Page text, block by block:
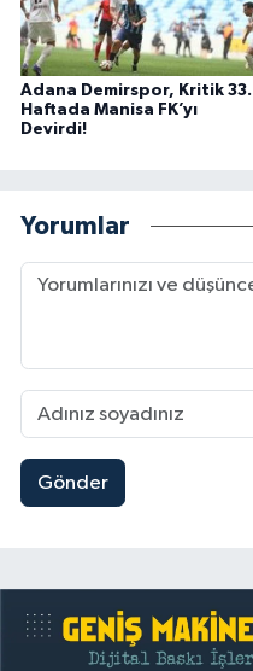
Adana Demirspor, Kritik 33.
Haftada Manisa FK’yı
Devirdi!
Yorumlar
Gönder